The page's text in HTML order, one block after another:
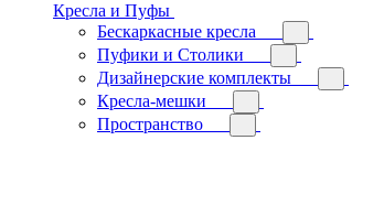
Кресла и Пуфы
Бескаркасные кресла
Пуфики и Столики
Дизайнерские комплекты
Кресла-мешки
Пространство